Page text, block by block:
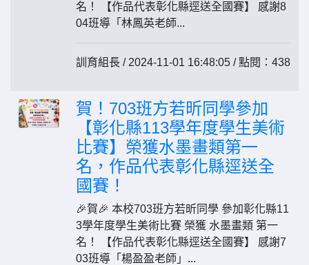
名！ 【作品代表彰化縣逕送全國賽】 感謝8
04班導「林鳳英老師...
訓育組長 / 2024-11-01 16:48:05 / 點閱：438
賀！703班方若昕同學參加
【彰化縣113學年度學生美術
比賽】榮獲水墨畫類第一
名，作品代表彰化縣逕送全
國賽！
🎉賀🎉 本校703班方若昕同學 參加彰化縣11
3學年度學生美術比賽 榮獲 水墨畫類 第一
名！ 【作品代表彰化縣逕送全國賽】 感謝7
03班導「楊盈盈老師」...